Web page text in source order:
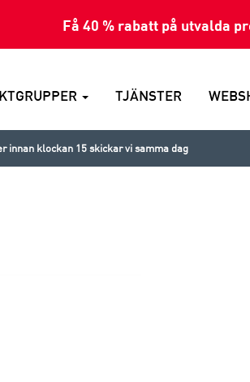
Få 40 % rabatt på utvalda
TJÄNSTER
innan klockan 15 skickar vi samma dag